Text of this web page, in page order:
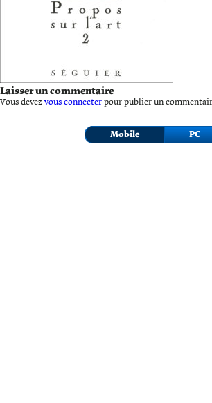
Laisser un commentaire
Vous devez vous connecter pour publier un
Mobile PC